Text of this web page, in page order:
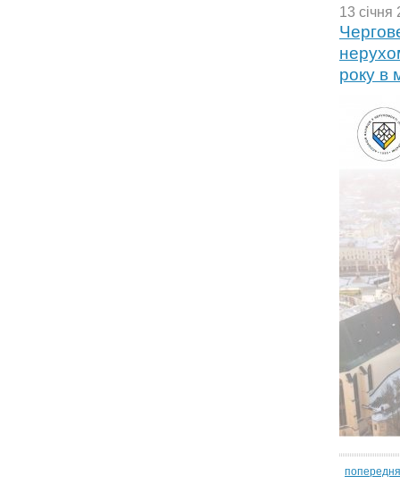
13 січня
року в
попередня